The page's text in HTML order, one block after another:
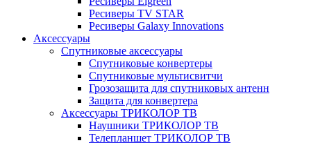
Ресиверы TV STAR
Ресиверы Galaxy Innovations
Аксессуары
Спутниковые аксессуары
Спутниковые конвертеры
Спутниковые мультисвитчи
Грозозащита для спутниковых антенн
Защита для конвертера
Аксессуары ТРИКОЛОР ТВ
Наушники ТРИКОЛОР ТВ
Телепланшет ТРИКОЛОР ТВ